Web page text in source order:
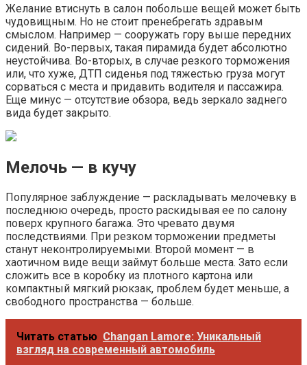
Желание втиснуть в салон побольше вещей может быть
чудовищным. Но не стоит пренебрегать здравым
смыслом. Например — сооружать гору выше передних
сидений. Во-первых, такая пирамида будет абсолютно
неустойчива. Во-вторых, в случае резкого торможения
или, что хуже, ДТП сиденья под тяжестью груза могут
сорваться с места и придавить водителя и пассажира.
Еще минус — отсутствие обзора, ведь зеркало заднего
вида будет закрыто.
Мелочь — в кучу
Популярное заблуждение — раскладывать мелочевку в
последнюю очередь, просто раскидывая ее по салону
поверх крупного багажа. Это чревато двумя
последствиями. При резком торможении предметы
станут неконтролируемыми. Второй момент — в
хаотичном виде вещи займут больше места. Зато если
сложить все в коробку из плотного картона или
компактный мягкий рюкзак, проблем будет меньше, а
свободного пространства — больше.
Читать статью Changan Lamore: Уникальный
взгляд на современный автомобиль